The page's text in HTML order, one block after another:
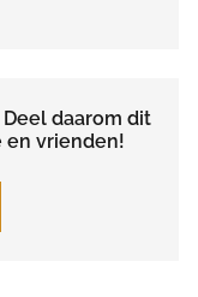
daarom dit
en vrienden!